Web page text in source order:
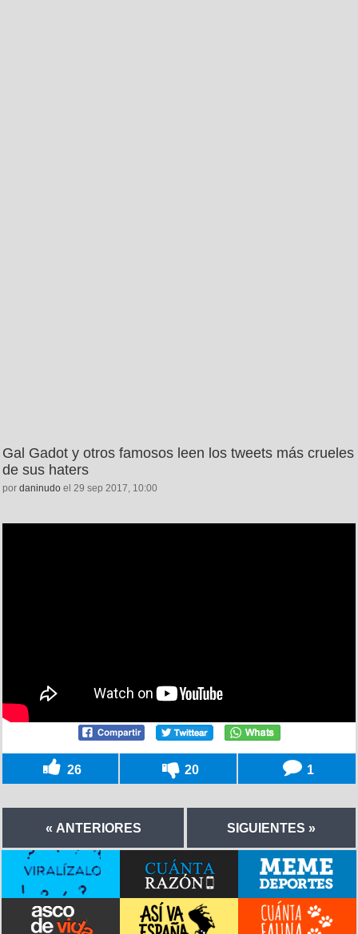
Gal Gadot y otros famosos leen los tweets más crueles
de sus haters
por daninudo el 29 sep 2017, 10:00
26 20 1
« ANTERIORES SIGUIENTES »